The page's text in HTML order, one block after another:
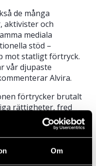
Om
de många
aktivister och
mediala
stöd –
mot statligt förtryck.
vår djupaste
Alvira.
förtrycker brutalt
rättigheter, fred
röster
fängelsestraff eller
politiska fångar i
är det lätt att tappa